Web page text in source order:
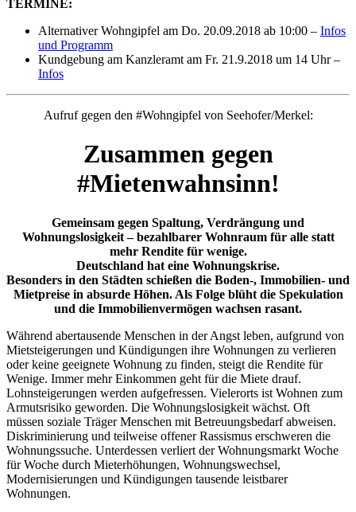
TERMINE:
Alternativer Wohngipfel am Do. 20.09.2018 ab 10:00 – Infos
und Programm
Kundgebung am Kanzleramt am Fr. 21.9.2018 um 14 Uhr –
Infos
Aufruf gegen den #Wohngipfel von Seehofer/Merkel:
Zusammen gegen
#Mietenwahnsinn!
Gemeinsam gegen Spaltung, Verdrängung und
Wohnungslosigkeit – bezahlbarer Wohnraum für alle statt
mehr Rendite für wenige.
Deutschland hat eine Wohnungskrise.
Besonders in den Städten schießen die Boden-, Immobi­lien- und
Mietpreise in absurde Höhen. Als Folge blüht die Spekulation
und die Immobilienvermögen wachsen rasant.
Während abertausende Menschen in der Angst leben, aufgrund von
Mietsteigerungen und Kündigungen ihre Wohnungen zu verlieren
oder keine geeignete Wohnung zu finden, steigt die Rendite für
Wenige. Immer mehr Einkommen geht für die Miete drauf.
Lohnsteigerungen werden aufgefressen. Vielerorts ist Wohnen zum
Armutsrisiko geworden. Die Wohnungslosigkeit wächst. Oft
müssen soziale Träger Menschen mit Betreuungsbedarf abweisen.
Diskriminierung und teilweise offener Rassismus erschweren die
Wohnungssuche. Unterdessen verliert der Wohnungsmarkt Woche
für Woche durch Mieterhöhungen, Wohnungswechsel,
Modernisierungen und Kündigungen tausende leistbarer
Wohnungen.